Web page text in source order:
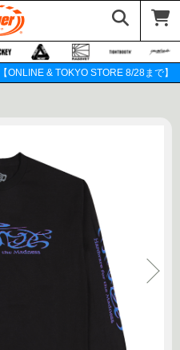
ONLINE & TOKYO STORE 8/28まで